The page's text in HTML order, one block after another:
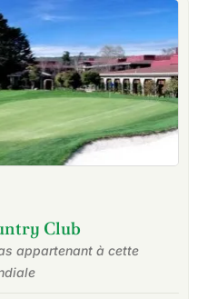
Club
appartenant à cette